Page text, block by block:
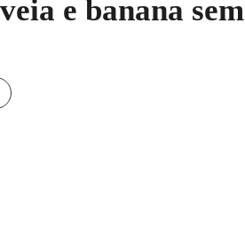
e banana sem